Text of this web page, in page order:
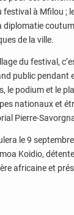
à Mfilou ;
diplomatie
de la ville.
du festival,
public pendant
le podium et le
nationaux et
Pierre-
le 9
Koidio,
africaine et